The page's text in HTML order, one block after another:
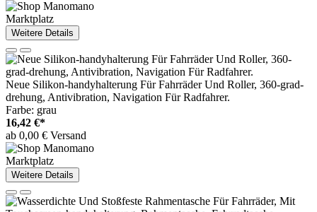
Marktplatz
Weitere Details
Neue Silikon-handyhalterung Für Fahrräder Und Roller, 360-grad-
drehung, Antivibration, Navigation Für Radfahrer.
Farbe: grau
16,42 €*
ab 0,00 € Versand
Marktplatz
Weitere Details